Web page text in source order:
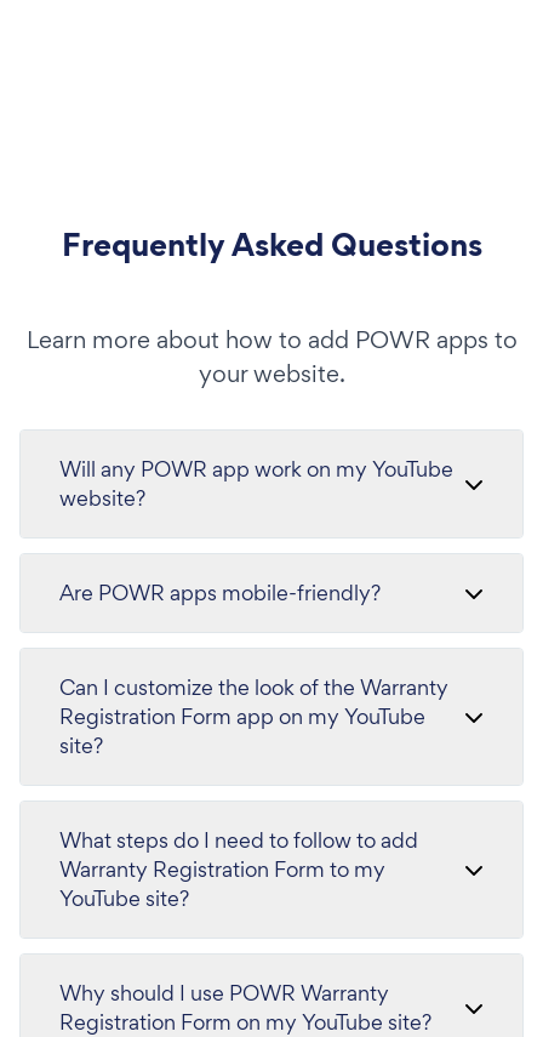
Frequently Asked Questions
Learn more about how to add POWR apps to
your website.
Will any POWR app work on my YouTube
website?
Are POWR apps mobile-friendly?
Can I customize the look of the Warranty
Registration Form app on my YouTube
site?
What steps do I need to follow to add
Warranty Registration Form to my
YouTube site?
Why should I use POWR Warranty
Registration Form on my YouTube site?